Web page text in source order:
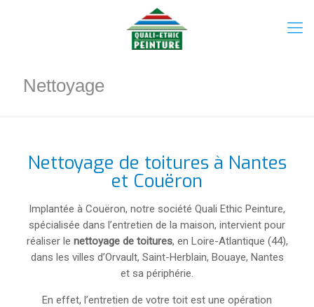
Nettoyage
Nettoyage de toitures à Nantes
et Couëron
Implantée à Couëron, notre société Quali Ethic Peinture,
spécialisée dans l’entretien de la maison, intervient pour
réaliser le nettoyage de toitures, en Loire-Atlantique (44),
dans les villes d’Orvault, Saint-Herblain, Bouaye, Nantes
et sa périphérie.
En effet, l’entretien de votre toit est une opération